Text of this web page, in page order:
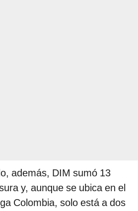
además, DIM sumó 13
y, aunque se ubica en el
Colombia, solo está a dos